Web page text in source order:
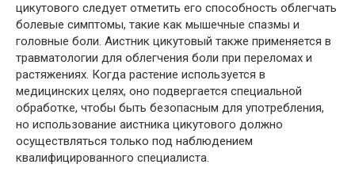
цикутового следует отметить его способность облегчать
болевые симптомы, такие как мышечные спазмы и
головные боли. Аистник цикутовый также применяется в
травматологии для облегчения боли при переломах и
растяжениях. Когда растение используется в
медицинских целях, оно подвергается специальной
обработке, чтобы быть безопасным для употребления,
но использование аистника цикутового должно
осуществляться только под наблюдением
квалифицированного специалиста.